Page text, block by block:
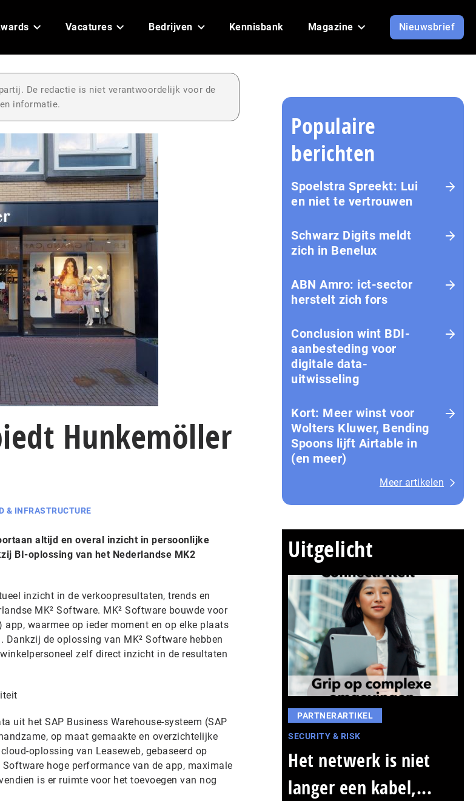
Vacatures Bedrijven Kennisbank Magazine Nieuwsbrief
De redactie is niet verantwoordelijk voor de
informatie.
Hunkemöller
& INFRASTRUCTURE
altijd en overal inzicht in persoonlijke
BI-oplossing van het Nederlandse MK2
inzicht in de verkoopresultaten, trends en
MK² Software. MK² Software bouwde voor
waarmee op ieder moment en op elke plaats
de oplossing van MK² Software hebben
zelf direct inzicht in de resultaten
uit het SAP Business Warehouse-systeem (SAP
op maat gemaakte en overzichtelijke
oplossing van Leaseweb, gebaseerd op
hoge performance van de app, maximale
is er ruimte voor het toevoegen van nog
Populaire
berichten
Spoelstra Spreekt: Lui
en niet te vertrouwen
Schwarz Digits meldt
zich in Benelux
ABN Amro: ict-sector
herstelt zich fors
Conclusion wint BDI-
aanbesteding voor
digitale data-
uitwisseling
Kort: Meer winst voor
Wolters Kluwer, Bending
Spoons lijft Airtable in
(en meer)
Meer artikelen
Uitgelicht
PARTNERARTIKEL
SECURITY & RISK
Het netwerk is niet
langer een kabel,...